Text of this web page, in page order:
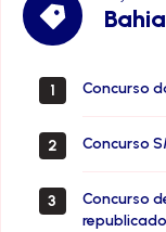
Bahia
1 Concurso
2 Concurso
3
Concurso